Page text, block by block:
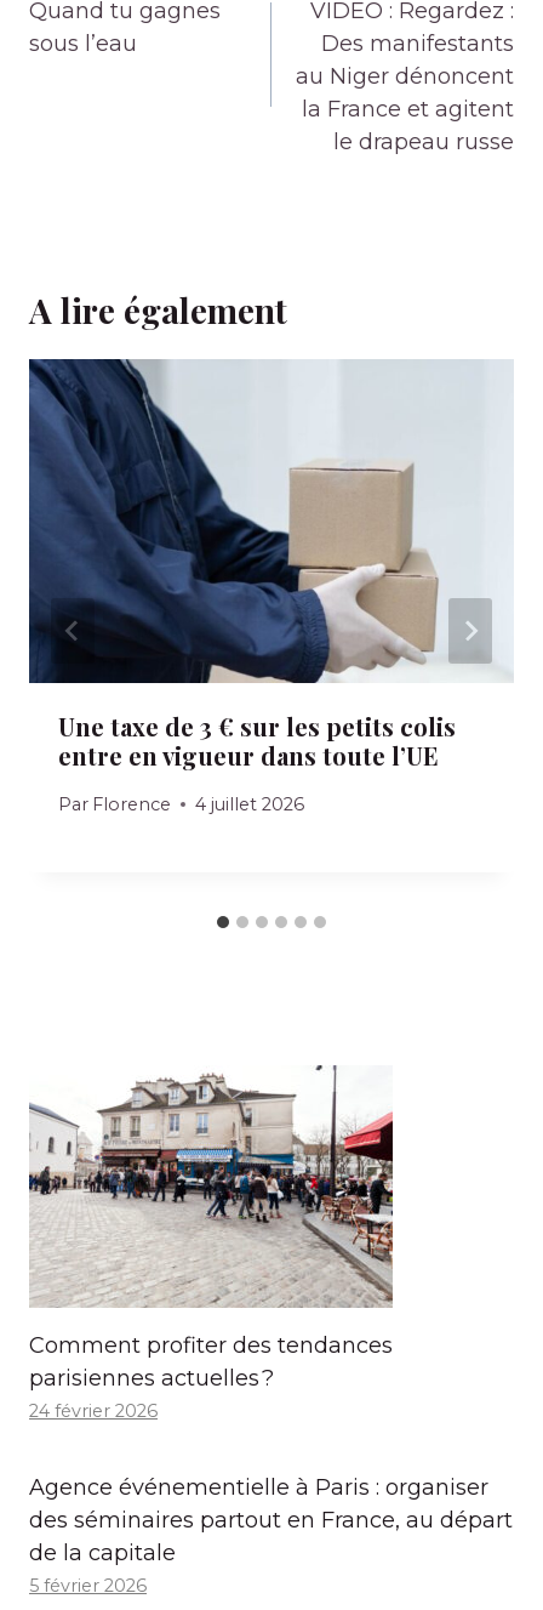
de
l’article
Quand tu gagnes
sous l’eau
VIDEO : Regardez :
Des manifestants
au Niger dénoncent
la France et agitent
le drapeau russe
A lire également
Une taxe de 3 € sur les petits colis
entre en vigueur dans toute l’UE
Par Florence 4 juillet 2026
Comment profiter des tendances
parisiennes actuelles ?
24 février 2026
Agence événementielle à Paris : organiser
des séminaires partout en France, au départ
de la capitale
5 février 2026